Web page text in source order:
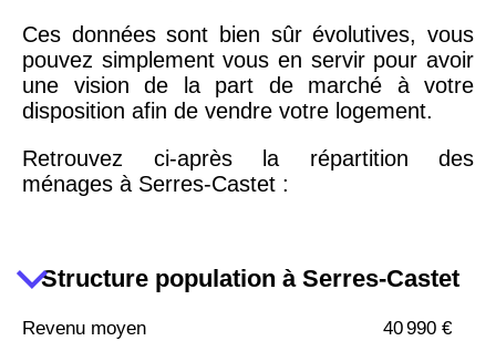
Ces données sont bien sûr évolutives, vous
pouvez simplement vous en servir pour avoir
une vision de la part de marché à votre
disposition afin de vendre votre logement.
Retrouvez ci-après la répartition des
ménages à Serres-Castet :
Structure population à Serres-Castet
Revenu moyen 40 990 €